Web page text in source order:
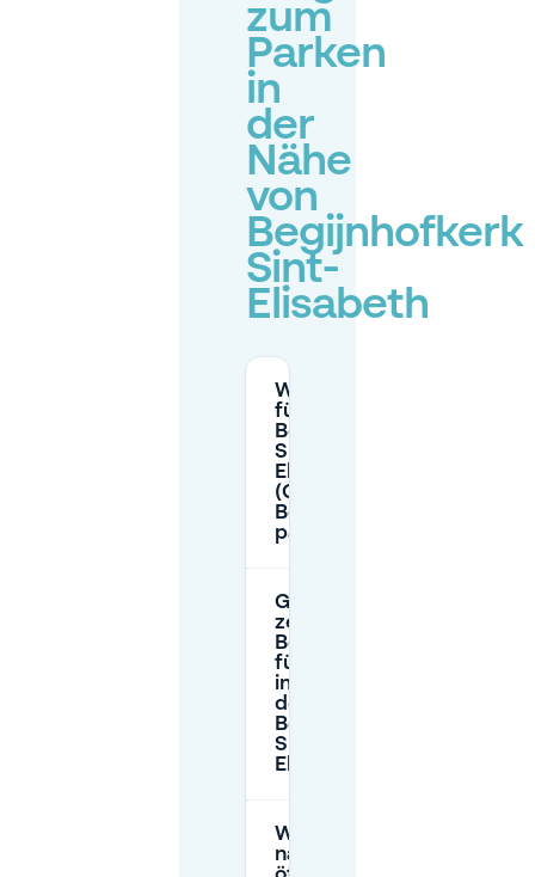
zum
Parken
in
der
Nähe
von
Begijnhofkerk
Sint-
Elisabeth
Wo kann ich
für die
Begijnhofkerk
Sint-
Elisabeth
(Groot
Begijnhof)
parken?
Gibt es
zeitliche
Begrenzungen
für das Parken
in der Nähe
der
Begijnhofkerk
Sint-
Elisabeth?
Was kosten
nahegelegene